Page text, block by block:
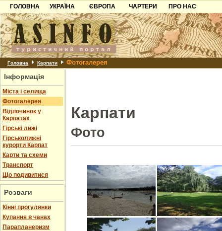
ГОЛОВНА
УКРАЇНА
Карпати
Азов
Причорноморря
Шацьк
ЄВРОПА
Чорногорія
Хорватія
Болгарія
Албанія
ЧАРТЕРИ
ПРО НАС
Контакти
Партнерам
Додати готель
Головна Карпати Фотогалерея
Інформація
Міста і селища
Фотогалерея
Відпочинок у
Карпатах
Гірські лижі
Гірськолижні
курорти Карпат
Карти та схеми
Транспорт
Що подивитися
Розваги
Кінні прогулянки
Купання в чанах
Парапланеризм
Карпати
Фото